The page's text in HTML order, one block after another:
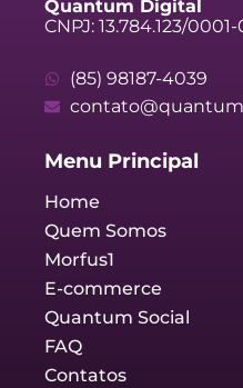
Quantum Digital
CNPJ: 13.784.123/
(85) 98187-4039
Menu Principal
Home
Quem Somos
Morfus1
E-commerce
Quantum Social
FAQ
Contatos